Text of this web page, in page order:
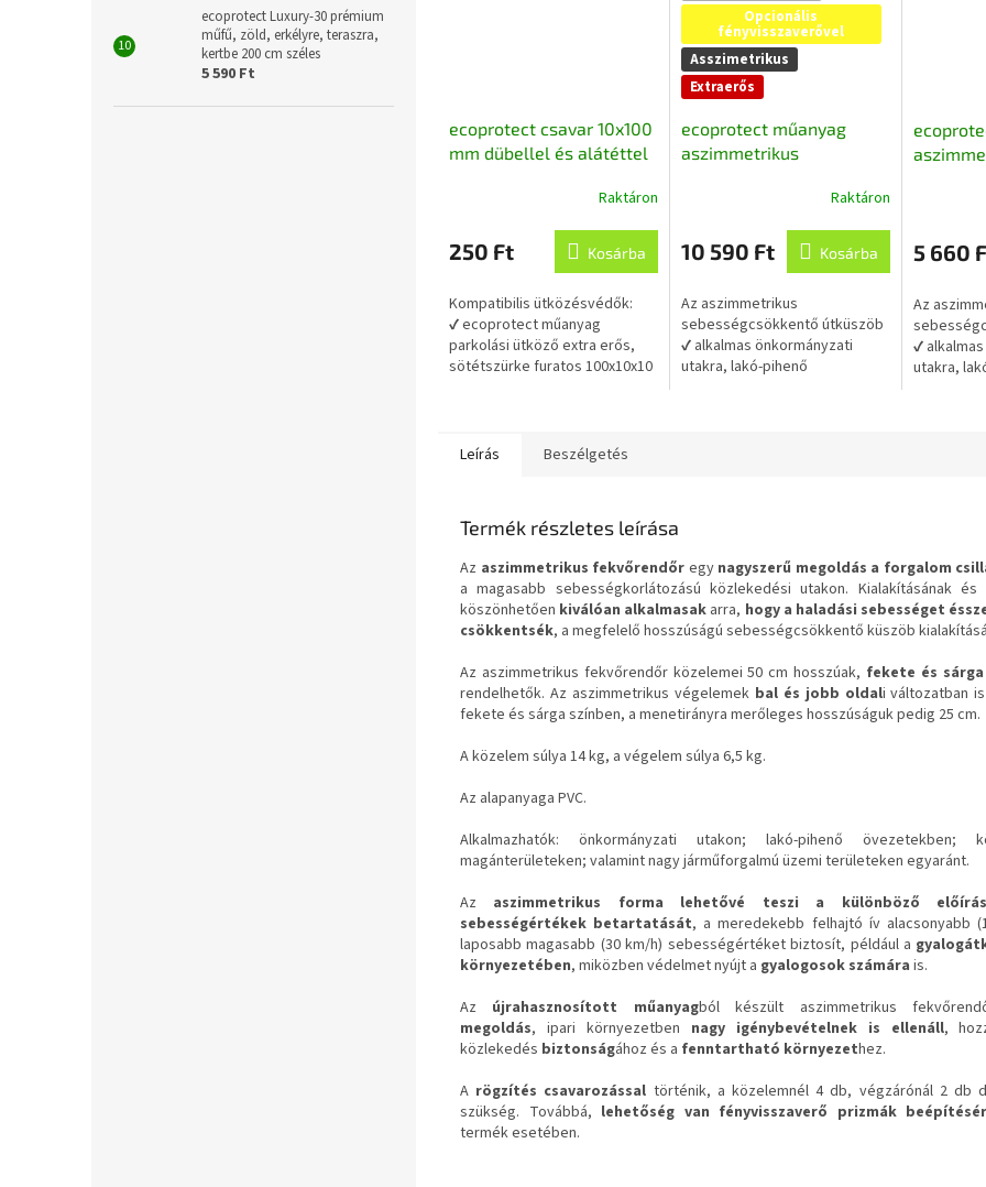
ecoprotect Luxury-30 prémium
műfű, zöld, erkélyre, teraszra,
kertbe 200 cm széles
5 590 Ft
ecoprotect csavar 10x100
mm dübellel és alátéttel
fekvőrendőrhöz
Raktáron
250 Ft Kosárba
Kompatibilis ütközésvédők:
✔ ecoprotect műanyag
parkolási ütköző extra erős,
sötétszürke furatos 100x10x10
Opcionális
fényvisszaverővel
Asszimetrikus
Extraerős
ecoprotect műanyag
aszimmetrikus
fekete 50x45x7 cm,
újrahasznosított
műanyagból
átlagos
értékelése
ből
5,0
csillag.
Raktáron
10 590 Ft Kosárba
Az aszimmetrikus
sebességcsökkentő útküszöb
✔ alkalmas önkormányzati
utakra, lakó-pihenő
fekete
átlagos
értékelése
ből
5,0
csillag.
5 660
Az
✔
utakra,
Leírás Beszélgetés
Termék részletes leírása
Az aszimmetrikus fekvőrendőr egy nagyszerű megoldás a forgalom
a magasabb sebességkorlátozású közlekedési utakon. Kialakításának és
köszönhetően kiválóan alkalmasak arra, hogy a haladási sebességet
csökkentsék, a megfelelő hosszúságú sebességcsökkentő küszöb
Az aszimmetrikus fekvőrendőr közelemei 50 cm hosszúak, fekete és
rendelhetők. Az aszimmetrikus végelemek bal és jobb oldali változatban
fekete és sárga színben, a menetirányra merőleges hosszúságuk pedig 25 cm.
A közelem súlya 14 kg, a végelem súlya 6,5 kg.
Az alapanyaga PVC.
Alkalmazhatók: önkormányzati utakon; lakó-pihenő övezetekben;
magánterületeken; valamint nagy járműforgalmú üzemi területeken egyaránt.
Az aszimmetrikus forma lehetővé teszi a különböző
sebességértékek betartatását, a meredekebb felhajtó ív alacsonyabb
laposabb magasabb (30 km/h) sebességértéket biztosít, például a
környezetében, miközben védelmet nyújt a gyalogosok számára is.
Az újrahasznosított műanyagból készült aszimmetrikus
megoldás, ipari környezetben nagy igénybevételnek is ellenáll,
közlekedés biztonságához és a fenntartható környezethez.
A rögzítés csavarozással történik, a közelemnél 4 db, végzárónál 2 db
szükség. Továbbá, lehetőség van fényvisszaverő prizmák
termék esetében.